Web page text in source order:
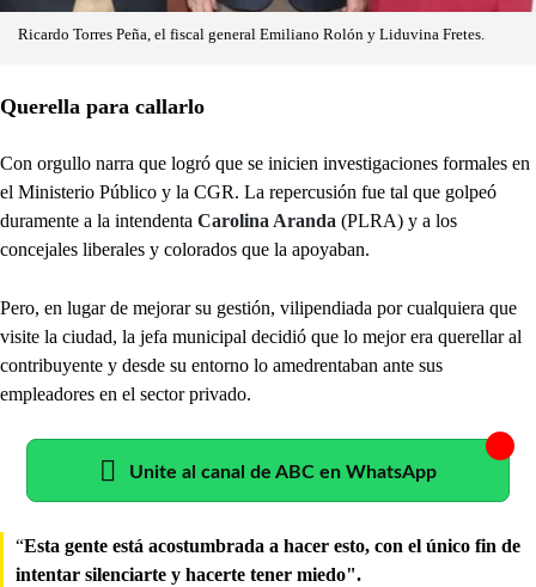
Ricardo Torres Peña, el fiscal general Emiliano Rolón y Liduvina Fretes.
Querella para callarlo
Con orgullo narra que logró que se inicien investigaciones formales en
el Ministerio Público y la CGR. La repercusión fue tal que golpeó
duramente a la intendenta Carolina Aranda (PLRA) y a los
concejales liberales y colorados que la apoyaban.
Pero, en lugar de mejorar su gestión, vilipendiada por cualquiera que
visite la ciudad, la jefa municipal decidió que lo mejor era querellar al
contribuyente y desde su entorno lo amedrentaban ante sus
empleadores en el sector privado.
Unite al canal de ABC en WhatsApp
“Esta gente está acostumbrada a hacer esto, con el único fin de
intentar silenciarte y hacerte tener miedo".